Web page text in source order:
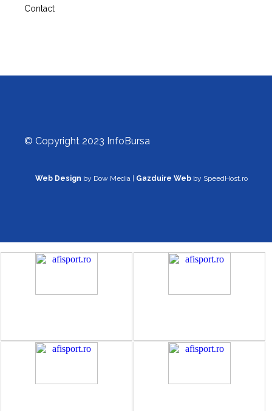
Contact
© Copyright 2023 InfoBursa
Web Design by Dow Media | Gazduire Web by SpeedHost.ro